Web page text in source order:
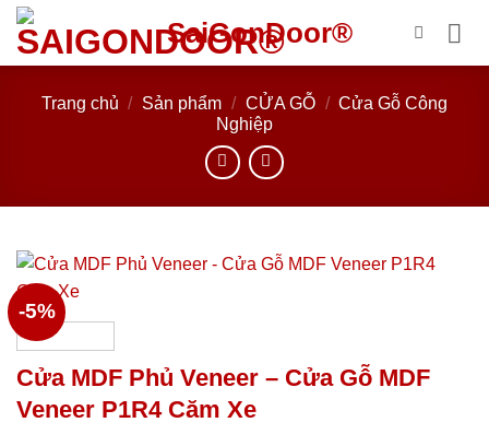
Bỏ
qua
nội
SaiGonDoor®
Trang chủ / Sản phẩm / CỬA GỖ / Cửa Gỗ Công
Nghiệp
-5%
Cửa MDF Phủ Veneer – Cửa Gỗ MDF
Veneer P1R4 Căm Xe